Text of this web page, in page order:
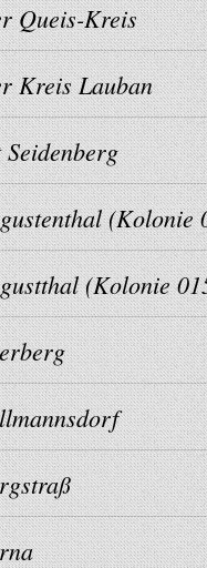
Queis-Kreis
Kreis Lauban
(Kolonie
(Kolonie